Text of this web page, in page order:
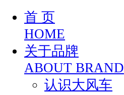
首 页
HOME
关于品牌
ABOUT BRAND
认识大风车